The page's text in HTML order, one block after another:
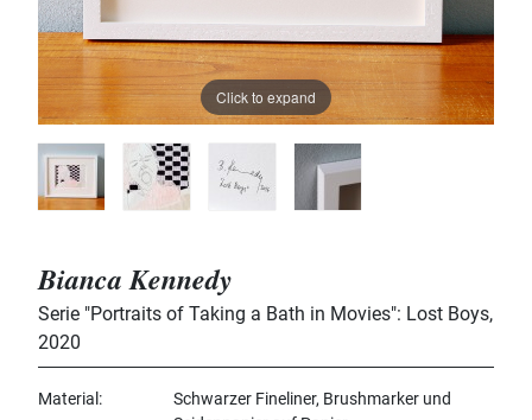
Click to expand
Bianca Kennedy
Serie "Portraits of Taking a Bath in Movies": Lost Boys,
2020
Material
Schwarzer Fineliner, Brushmarker und